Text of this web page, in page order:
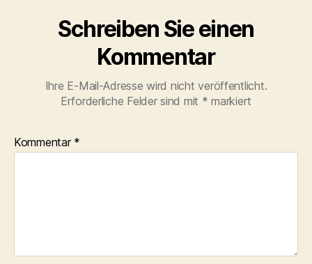
Schreiben Sie einen
Kommentar
Ihre E-Mail-Adresse wird nicht veröffentlicht.
Erforderliche Felder sind mit * markiert
Kommentar *